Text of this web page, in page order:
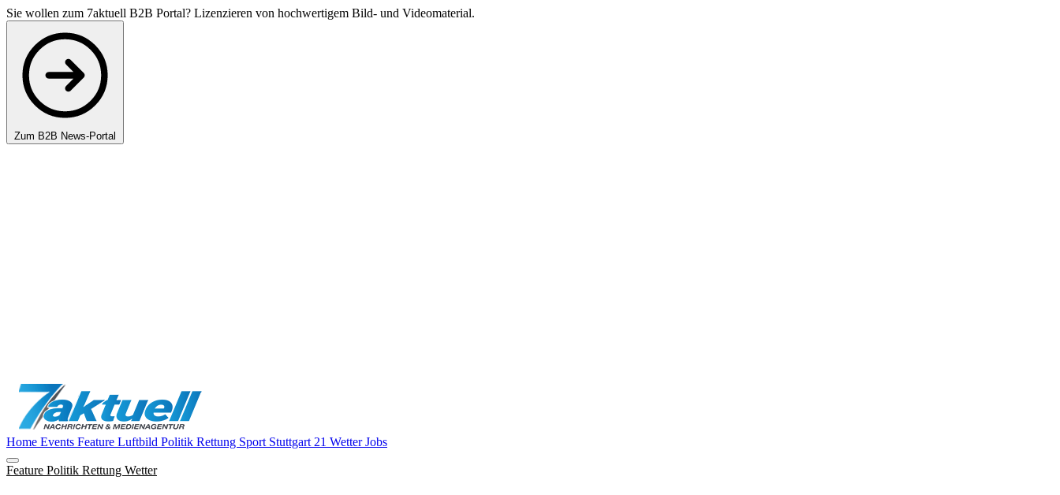
Sie wollen zum 7aktuell B2B Portal? Lizenzieren von hochwertigem Bild- und Videomaterial.
Zum B2B News-Portal
Home Events Feature Luftbild Politik Rettung Sport Stuttgart 21 WetterJobs
Feature Politik Rettung Wetter